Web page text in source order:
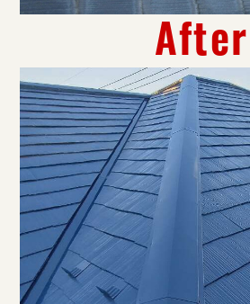
After